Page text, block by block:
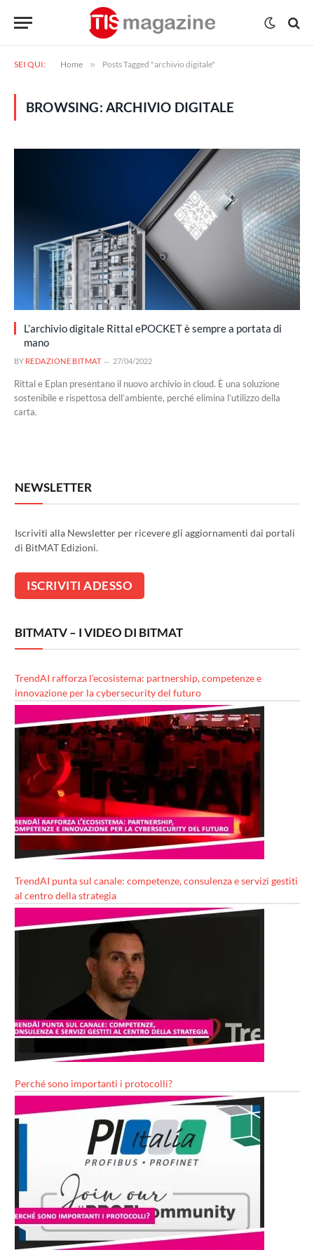
SEI QUI: Home » Posts Tagged "archivio digitale"
BROWSING: ARCHIVIO DIGITALE
L’archivio digitale Rittal ePOCKET è sempre a portata di
mano
BY REDAZIONE BITMAT 27/04/2022
Rittal e Eplan presentano il nuovo archivio in cloud. È una soluzione
sostenibile e rispettosa dell’ambiente, perché elimina l’utilizzo della
carta.
NEWSLETTER
Iscriviti alla Newsletter per ricevere gli aggiornamenti dai portali
di BitMAT Edizioni.
BITMATV – I VIDEO DI BITMAT
TrendAI rafforza l’ecosistema: partnership, competenze e
innovazione per la cybersecurity del futuro
TrendAI punta sul canale: competenze, consulenza e servizi gestiti
al centro della strategia
Perché sono importanti i protocolli?